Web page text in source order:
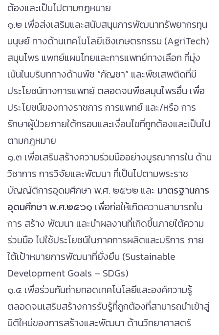
ต้องและเป็นไปตามกฎหมาย
๑.๒ เพื่อส่งเสริมและสนับสนุนการพัฒนาทรัพยากรทุน
มนุษย์ ทางด้านเทคโนโลยีเชิงเกษตรกรรม (AgriTech)
สมุนไพร แพทย์แผนไทยและการแพทย์ทางเลือก ที่มุ่ง
เน้นในบริบททางด้านพืช “กัญชา” และพืชเสพติดที่มี
ประโยชน์ทางการแพทย์ ตลอดจนพืชสมุนไพรอื่น เพื่อ
ประโยชน์ของทางราชการ การแพทย์ และ/หรือ การ
รักษาผู้ป่วยภายใต้กรอบและเงื่อนไขที่ถูกต้องและเป็นไป
ตามกฎหมาย
๑.๓ เพื่อเสริมสร้างความร่วมมืออย่างบูรณาการใน ด้าน
วิชาการ การวิจัยและพัฒนา ที่เป็นไปตามพระราช
บัญญัติการอุดมศึกษา พ.ศ. ๒๕๖๒ และ มาตรฐานการ
อุดมศึกษา พ.ศ.๒๕๖๑ เพื่อก่อให้เกิดความสามารถใน
การ สร้าง พัฒนา และนำผลงานที่เกิดขึ้นภายใต้ความ
ร่วมมือ ไปใช้ประโยชน์ในภาคการผลิตและบริการ ภาย
ใต้เป้าหมายการพัฒนาที่ยั่งยืน (Sustainable
Development Goals – SDGs)
๑.๔ เพื่อร่วมกันถ่ายทอดเทคโนโลยีและองค์ความรู้
ตลอดจนเสริมสร้างการรับรู้ที่ถูกต้องที่สามารถนำเข้าสู่
มิติใหม่ของการสร้างและพัฒนา ด้านวิทยาศาสตร์